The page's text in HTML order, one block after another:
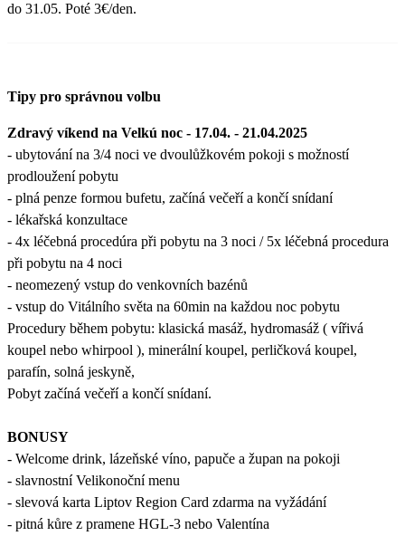
do 31.05. Poté 3€/den.
Tipy pro správnou volbu
Zdravý víkend na Velkú noc - 17.04. - 21.04.2025
- ubytování na 3/4 noci ve dvoulůžkovém pokoji s možností
prodloužení pobytu
- plná penze formou bufetu, začíná večeří a končí snídaní
- lékařská konzultace
- 4x léčebná procedúra při pobytu na 3 noci / 5x léčebná procedura
při pobytu na 4 noci
- neomezený vstup do venkovních bazénů
- vstup do Vitálního světa na 60min na každou noc pobytu
Procedury během pobytu: klasická masáž, hydromasáž ( vířivá
koupel nebo whirpool ), minerální koupel, perličková koupel,
parafín, solná jeskyně,
Pobyt začíná večeří a končí snídaní.
BONUSY
- Welcome drink, lázeňské víno, papuče a župan na pokoji
- slavnostní Velikonoční menu
- slevová karta Liptov Region Card zdarma na vyžádání
- pitná kůre z pramene HGL-3 nebo Valentína